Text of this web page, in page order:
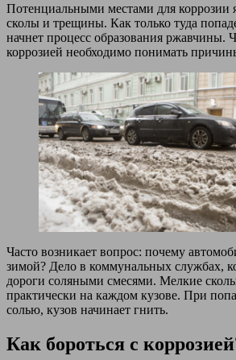
Потенциальными местами для коррозии
сколы и трещины. Как только туда
начнет процесс образования ржавчины.
коррозией необходимо понимать
Часто возникает вопрос: почему
зимой? Дело в коммунальных службах,
дороги соляными смесями. Мелкие
практически на каждом кузове. При
солью, кузов начинает гнить.
Как бороться с